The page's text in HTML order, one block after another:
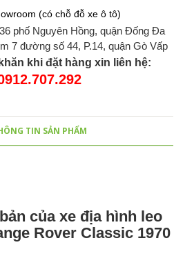
(có chỗ đỗ xe ô tô)
phố Nguyên Hồng, quận Đống Đa
7 đường số 44, P.14, quận Gò Vấp
khi đặt hàng xin liên hệ:
TIN SẢN PHẨM
của xe địa hình leo
Rover Classic 1970